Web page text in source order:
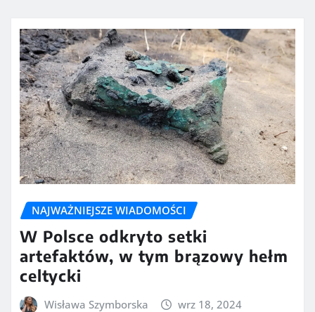
NAJWAŻNIEJSZE WIADOMOŚCI
W Polsce odkryto setki
artefaktów, w tym brązowy hełm
celtycki
Wisława Szymborska wrz 18, 2024